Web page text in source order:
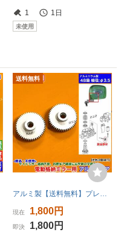
1 1日
未使用
送料無料
アルミ製【送料無料】プレマシー CWFFW【新品 48歯 電動格納ミラー リペア ギア 2個SET】ミラーモーター サイドミラー 格納不良 分解 交換
現在 1,800円
即決 1,800円